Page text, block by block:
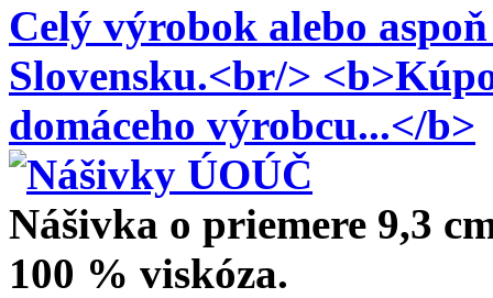
Nášivka o priemere 9,3
100 % viskóza.